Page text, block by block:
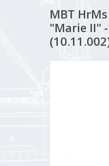
MBT
"Marie II"